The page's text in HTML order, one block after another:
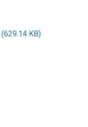
(629.14 KB)